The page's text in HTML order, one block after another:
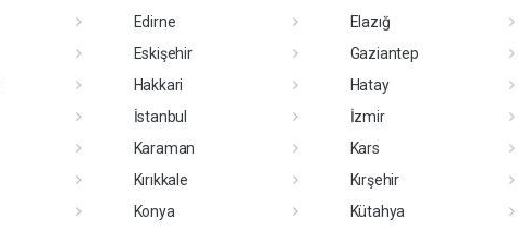
Edirne
Elazığ
Eskişehir
Gaziantep
Hakkari
Hatay
İstanbul
İzmir
Karaman
Kars
Kırıkkale
Kırşehir
Konya
Kütahya